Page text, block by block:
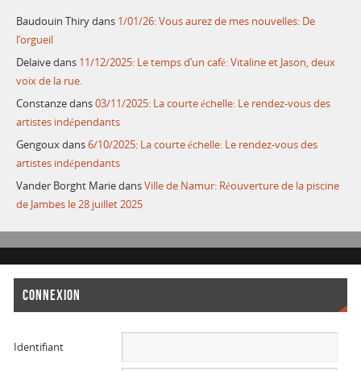
Baudouin Thirydans 1/01/26: Vous aurez de mes nouvelles: De
l’orgueil
Delaivedans 11/12/2025: Le temps d’un café: Vitaline et Jason, deux
voix de la rue.
Constanzedans03/11/2025: La courte échelle: Le rendez-vous des
artistes indépendants
Gengouxdans6/10/2025: La courte échelle: Le rendez-vous des
artistes indépendants
Vander Borght MariedansVille de Namur: Réouverture de la piscine
de Jambes le 28 juillet 2025
CONNEXION
Identifiant